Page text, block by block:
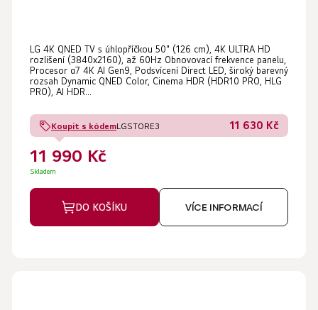
LG 4K QNED TV s úhlopříčkou 50" (126 cm), 4K ULTRA HD
rozlišení (3840x2160), až 60Hz Obnovovací frekvence panelu,
Procesor α7 4K AI Gen9, Podsvícení Direct LED, široký barevný
rozsah Dynamic QNED Color, Cinema HDR (HDR10 PRO, HLG
PRO), AI HDR...
Koupit s kódemLGSTORE3 11 630 Kč
11 990 Kč
Skladem
DO KOŠÍKU VÍCE INFORMACÍ